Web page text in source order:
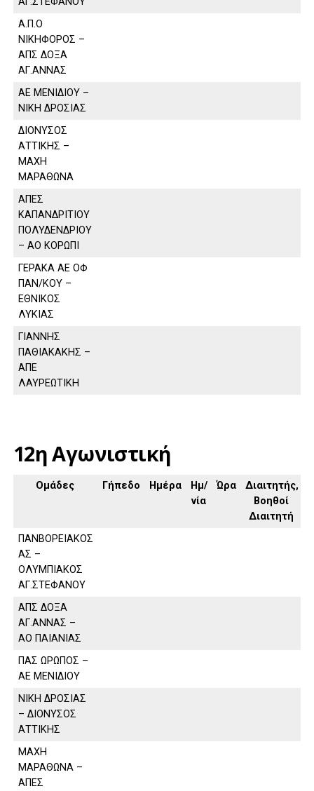
Α.Π.Ο
ΝΙΚΗΦΟΡΟΣ –
ΑΠΣ ΔΟΞΑ
ΑΓ.ΑΝΝΑΣ
ΑΕ ΜΕΝΙΔΙΟΥ –
ΝΙΚΗ ΔΡΟΣΙΑΣ
ΔΙΟΝΥΣΟΣ
ΑΤΤΙΚΗΣ –
ΜΑΧΗ
ΜΑΡΑΘΩΝΑ
ΑΠΕΣ
ΚΑΠΑΝΔΡΙΤΙΟΥ
ΠΟΛΥΔΕΝΔΡΙΟΥ
– ΑΟ ΚΟΡΩΠΙ
ΓΕΡΑΚΑ ΑΕ ΟΦ
ΠΑΝ/ΚΟΥ –
ΕΘΝΙΚΟΣ
ΛΥΚΙΑΣ
ΓΙΑΝΝΗΣ
ΠΑΘΙΑΚΑΚΗΣ –
ΑΠΕ
ΛΑΥΡΕΩΤΙΚΗ
12η Αγωνιστική
Ομάδες Γήπεδο Ημέρα
Ημ/
νία
Ώρα
Διαιτητής,
Βοηθοί
Διαιτητή
ΠΑΝΒΟΡΕΙΑΚΟΣ
ΑΣ –
ΟΛΥΜΠΙΑΚΟΣ
ΑΓ.ΣΤΕΦΑΝΟΥ
ΑΠΣ ΔΟΞΑ
ΑΓ.ΑΝΝΑΣ –
ΑΟ ΠΑΙΑΝΙΑΣ
ΠΑΣ ΩΡΩΠΟΣ –
ΑΕ ΜΕΝΙΔΙΟΥ
ΝΙΚΗ ΔΡΟΣΙΑΣ
– ΔΙΟΝΥΣΟΣ
ΑΤΤΙΚΗΣ
ΜΑΧΗ
ΜΑΡΑΘΩΝΑ –
ΑΠΕΣ